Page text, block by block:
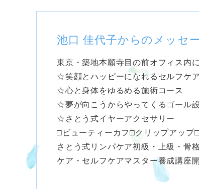
池口 佳代子からのメッセ
東京・築地本願寺目の前オフィス内
☆笑顔とハッピーになれるセルフケア
☆心と身体をゆるめる施術コース
☆夢が向こうからやってくるゴール
☆さとう式イヤーアクセサリー
□ビューティーカフ□クリップアップ
さとう式リンパケア初級・上級・骨
ケア・セルフケアマスター養成講